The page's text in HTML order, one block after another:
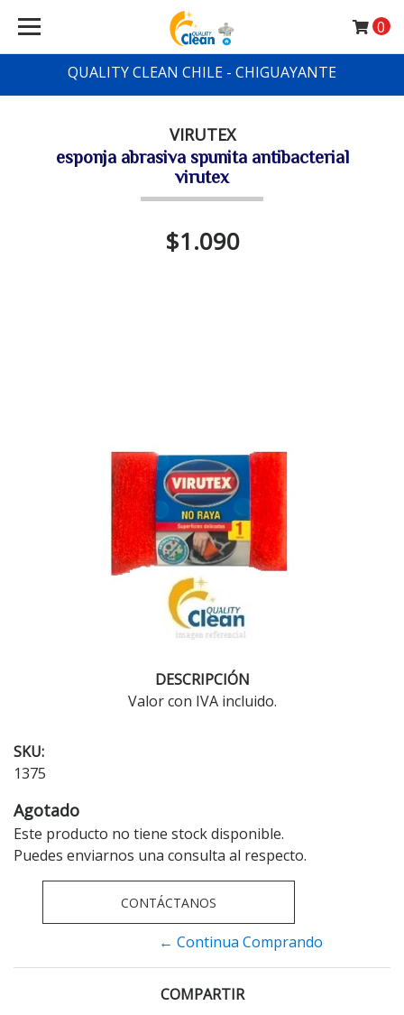
QUALITY CLEAN CHILE - CHIGUAYANTE
0
VIRUTEX
esponja abrasiva spunita antibacterial
virutex
$1.090
DESCRIPCIÓN
Valor con IVA incluido.
SKU:
1375
Agotado
Este producto no tiene stock disponible.
Puedes enviarnos una consulta al respecto.
CONTÁCTANOS
← Continua Comprando
COMPARTIR